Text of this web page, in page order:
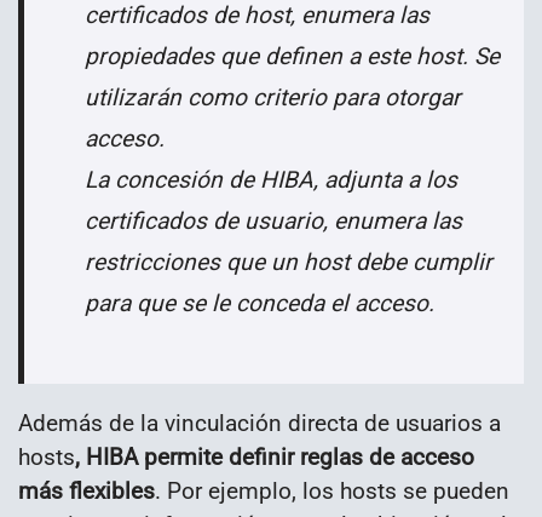
certificados de host, enumera las
propiedades que definen a este host. Se
utilizarán como criterio para otorgar
acceso.
La concesión de HIBA, adjunta a los
certificados de usuario, enumera las
restricciones que un host debe cumplir
para que se le conceda el acceso.
Además de la vinculación directa de usuarios a
hosts, HIBA permite definir reglas de acceso
más flexibles. Por ejemplo, los hosts se pueden